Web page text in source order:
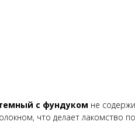
с фундуком не
что делает лакомство